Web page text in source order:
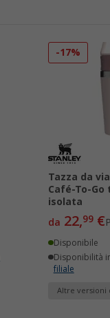
-17%
Tazza da
Café-To-
isolata
da 22,99 €
Disponibile
Disponibilità
filiale
Altre versioni